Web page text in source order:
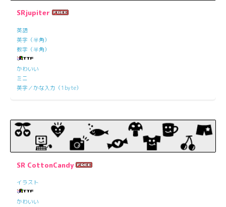
SRjupiter
英語
英字（半角）
数字（半角）
かわいい
ミニ
英字／かな入力（1byte）
SR CottonCandy
イラスト
かわいい